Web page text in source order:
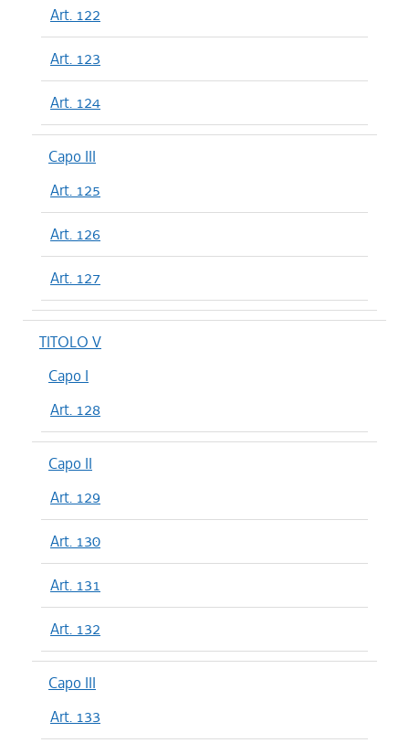
Art. 122
Art. 123
Art. 124
Capo III
Art. 125
Art. 126
Art. 127
TITOLO V
Capo I
Art. 128
Capo II
Art. 129
Art. 130
Art. 131
Art. 132
Capo III
Art. 133